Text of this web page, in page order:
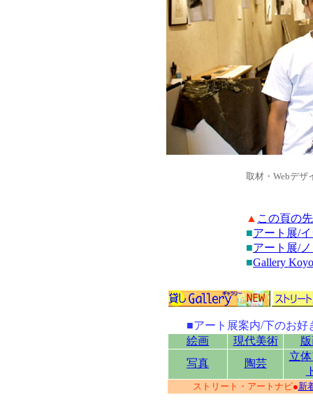
取材・Webデザ
▲ この頁の
■アート展/
■アート展/
■Gallery
■アート展案内/下のお好
絵画
現代美術
写真
陶芸
立
ストリート・アートナビ●新